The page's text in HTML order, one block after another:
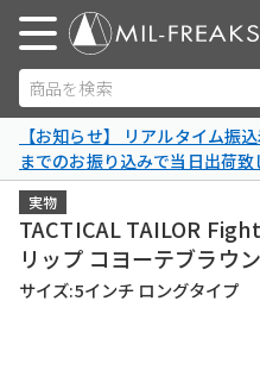
商品を検索
【お知らせ】 リアルタイム振
までのお振り込みで当日出荷致
実物
TACTICAL TAILOR
リップ コヨーテブラウン
サイズ:5インチ ロングタイプ